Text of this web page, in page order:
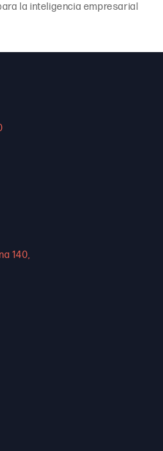
la inteligencia empresarial
140,